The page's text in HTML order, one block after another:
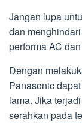
Jangan lupa
dan
performa AC
Dengan
Panasonic
lama. Jika
serahkan pada